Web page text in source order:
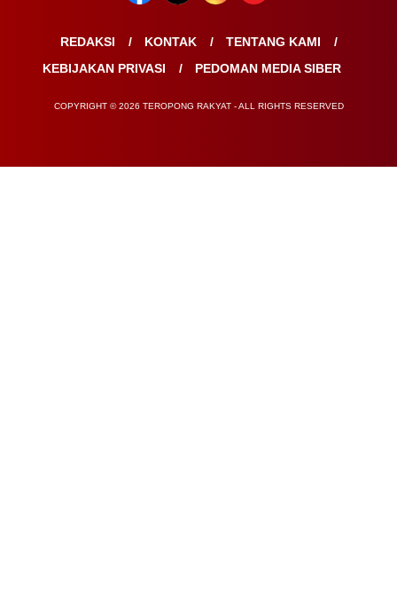
REDAKSI KONTAK
TENTANG KAMI
KEBIJAKAN PRIVASI
PEDOMAN MEDIA SIBER
COPYRIGHT © 2026 TEROPONG RAKYAT - ALL RIGHTS RESERVED